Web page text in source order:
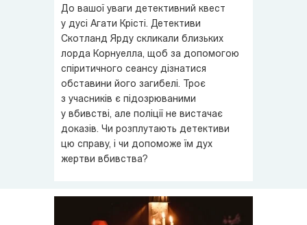
У цій грі вам доведеться викликати дух покійного лорда
та поспілкуватися з ним, захистити родича від наклепу
та з’ясувати шокуючі подробиці життя свого друга,
разом з детективом допитати усіх підозрюваних,
скласти до купи усі деталі і, нарешті, вказати на вбивцю
лорда Корнуелла. Якщо, звичайно, вбивця — не ви...
До вашої уваги детективний квест
у дусі Агати Крісті. Детективи
Скотланд Ярду скликали близьких
лорда Корнуелла, щоб за допомогою
спіритичного сеансу дізнатися
обставини його загибелі. Троє
з учасників є підозрюваними
у вбивстві, але поліції не вистачає
доказів. Чи розплутають детективи
цю справу, і чи допоможе їм дух
жертви вбивства?